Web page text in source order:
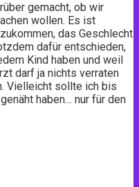
gemacht, ob wir
wollen. Es ist
das Geschlecht
dafür entschieden,
Kind haben und weil
darf ja nichts verraten
Vielleicht sollte ich bis
haben… nur für den